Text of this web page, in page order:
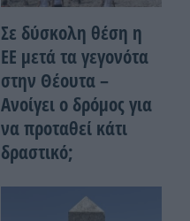
Σε δύσκολη θέση η
ΕΕ μετά τα γεγονότα
στην Θέουτα –
Ανοίγει ο δρόμος για
να προταθεί κάτι
δραστικό;